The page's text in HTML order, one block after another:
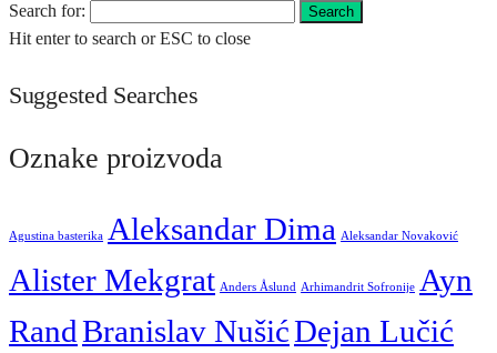
Search for: Search
Hit enter to search or ESC to close
Suggested Searches
Oznake proizvoda
Agustina basterika Aleksandar Dima Aleksandar Novaković
Alister Mekgrat Anders Åslund Arhimandrit Sofronije Ayn
RandBranislav NušićDejan Lučić